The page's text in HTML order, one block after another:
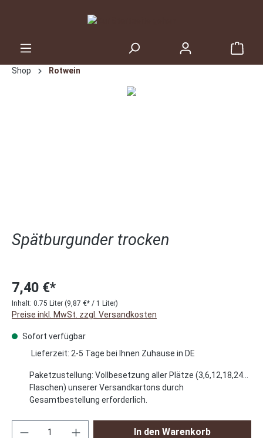
Shop Rotwein
Spätburgunder trocken
7,40 €*
Inhalt: 0.75 Liter (9,87 €* / 1 Liter)
Preise inkl. MwSt. zzgl. Versandkosten
Sofort verfügbar
Lieferzeit: 2-5 Tage bei Ihnen Zuhause in DE
Paketzustellung: Vollbesetzung aller Plätze (3,6,12,18,24…
Flaschen) unserer Versandkartons durch
Gesamtbestellung erforderlich.
Produkt Anzahl: Gib den gewünschten
In den Warenkorb